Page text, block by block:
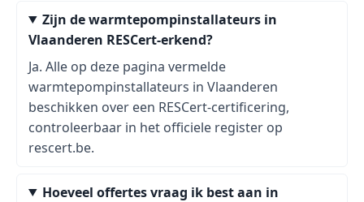
Zijn de warmtepompinstallateurs in
Vlaanderen RESCert-erkend?
Ja. Alle op deze pagina vermelde
warmtepompinstallateurs in Vlaanderen
beschikken over een RESCert-certificering,
controleerbaar in het officiele register op
rescert.be.
Hoeveel offertes vraag ik best aan in